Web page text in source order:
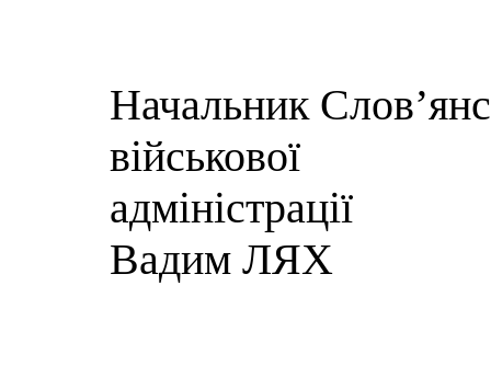
Начальник
військової
Вадим ЛЯХ